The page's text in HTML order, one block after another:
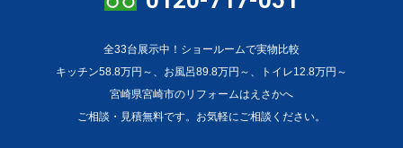
全33台展示中！ショールームで実物比較
キッチン58.8万円～、お風呂89.8万円～、トイレ12.8万円～
宮崎県宮崎市のリフォームはえさかへ
ご相談・見積無料です。お気軽にご相談ください。